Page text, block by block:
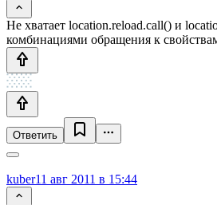
Не хватает location.reload.call() и
комбинациями обращения к
Ответить
kuber11 авг 2011 в 15:44